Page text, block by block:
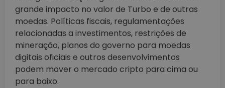
grande impacto no valor de Turbo e de outras
moedas. Políticas fiscais, regulamentações
relacionadas a investimentos, restrições de
mineração, planos do governo para moedas
digitais oficiais e outros desenvolvimentos
podem mover o mercado cripto para cima ou
para baixo.